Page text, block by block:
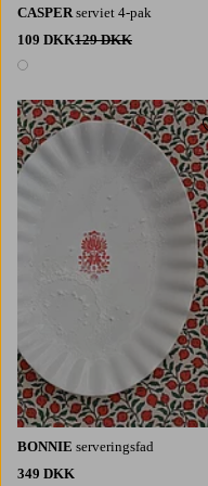
CASPER serviet 4-pak
109 DKK129 DKK
1 farve
BONNIE serveringsfad
349 DKK